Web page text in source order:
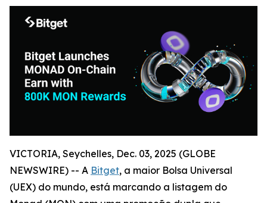
VICTORIA, Seychelles, Dec. 03, 2025 (GLOBE
NEWSWIRE) -- A Bitget, a maior Bolsa Universal
(UEX) do mundo, está marcando a listagem do